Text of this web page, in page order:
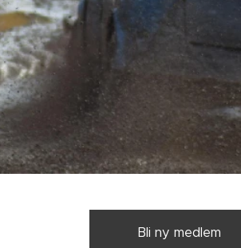
Bli ny medlem